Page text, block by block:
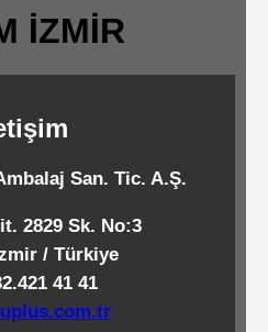
İZMİR
San. Tic. A.Ş.
2829 Sk. No:3
/ Türkiye
41 41